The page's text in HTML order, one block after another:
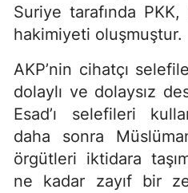
Suriye tarafında PKK,
hakimiyeti oluşmuştur.
AKP’nin cihatçı
dolaylı ve dolaysız
Esad’ı selefileri
daha sonra
örgütleri iktidara
ne kadar zayıf bir